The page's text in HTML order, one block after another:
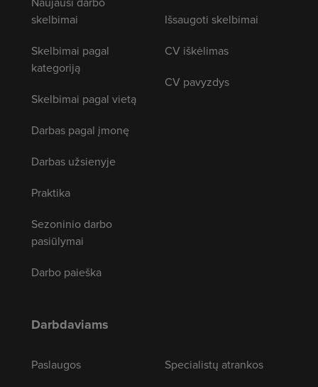
skelbimai
Skelbimai pagal
kategoriją
Skelbimai pagal vietą
Darbas pagal įmonę
Darbas užsienyje
Praktika
Sezoninio darbo
pasiūlymai
Darbo paieška
Išsaugoti skelbimai
CV iškėlimas
CV pavyzdys
Darbdaviams
Paslaugos
Specialistų atrankos